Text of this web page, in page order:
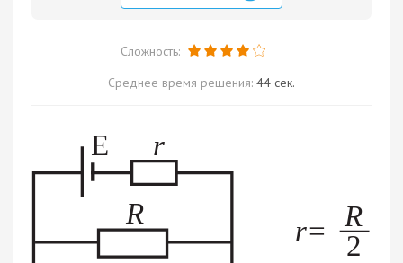
Сложность:
Среднее время решения: 44 сек.